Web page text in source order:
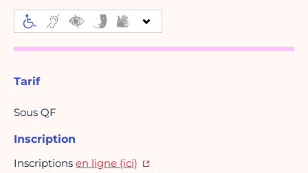
Tarif
Sous QF
Inscription
Inscriptions en ligne (ici)